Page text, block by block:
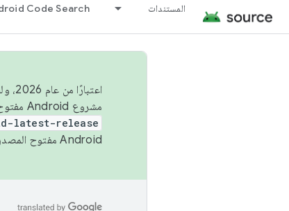
المستندات Code Search
مشروع Android مفتوح المصدر (AOSP) في الربعَين الثاني والرابع. لبناء مشروع Android مفتوح المصدر والمساهمة فيه، استخدِم
latest-release
Android مفتوح المصدر. لمزيد من المعلومات، يُرجى الاطّلاع على